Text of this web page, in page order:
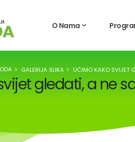
O Nama
GALERIJA SLIKA UČIMO KAKO SVIJET
gledati, a ne